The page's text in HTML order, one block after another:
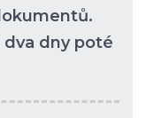
dny poté